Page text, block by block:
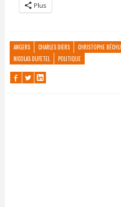
Plus
ANGERS CHARLES DIERS CHRISTOPHE BÉCHU
NICOLAS DUFETEL
POLITIQUE